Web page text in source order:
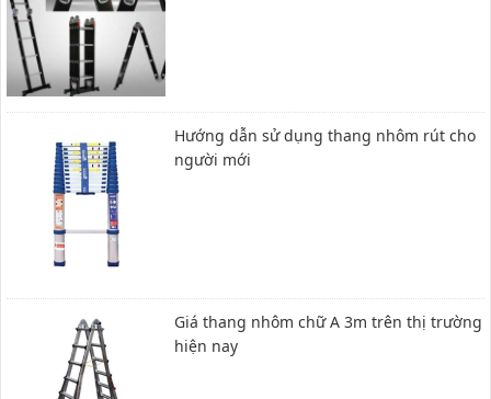
Hướng dẫn sử dụng thang nhôm rút cho
người mới
Giá thang nhôm chữ A 3m trên thị trường
hiện nay